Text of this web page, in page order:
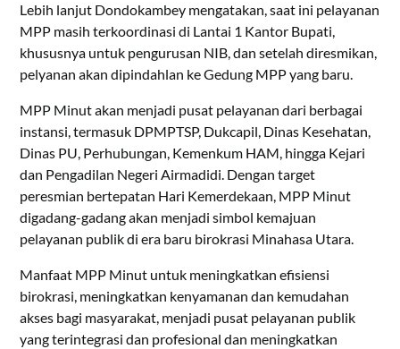
Lebih lanjut Dondokambey mengatakan, saat ini pelayanan
MPP masih terkoordinasi di Lantai 1 Kantor Bupati,
khususnya untuk pengurusan NIB, dan setelah diresmikan,
pelyanan akan dipindahlan ke Gedung MPP yang baru.
MPP Minut akan menjadi pusat pelayanan dari berbagai
instansi, termasuk DPMPTSP, Dukcapil, Dinas Kesehatan,
Dinas PU, Perhubungan, Kemenkum HAM, hingga Kejari
dan Pengadilan Negeri Airmadidi. Dengan target
peresmian bertepatan Hari Kemerdekaan, MPP Minut
digadang-gadang akan menjadi simbol kemajuan
pelayanan publik di era baru birokrasi Minahasa Utara.
Manfaat MPP Minut untuk meningkatkan efisiensi
birokrasi, meningkatkan kenyamanan dan kemudahan
akses bagi masyarakat, menjadi pusat pelayanan publik
yang terintegrasi dan profesional dan meningkatkan